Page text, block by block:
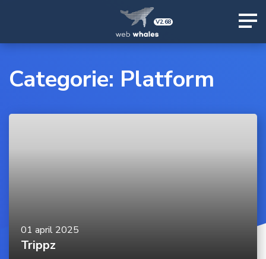
V2.68
Categorie: Platform
01 april 2025
Trippz